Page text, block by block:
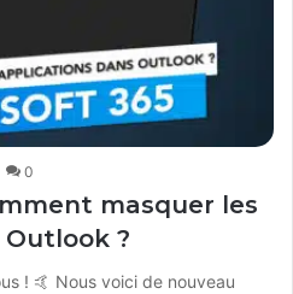
0
masquer les
?
! 🤙 Nous voici de nouveau